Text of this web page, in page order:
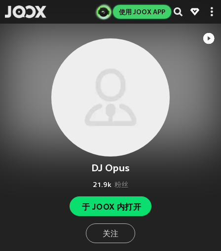
使用 JOOX APP
DJ Opus
21.9k 粉丝
于 JOOX 内打开
关注